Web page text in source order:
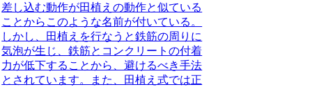
差し込む動作が田植えの動作と似ている
ことからこのような名前が付いている。
しかし、田植えを行なうと鉄筋の周りに
気泡が生じ、鉄筋とコンクリートの付着
力が低下することから、避けるべき手法
とされています。また、田植え式では正